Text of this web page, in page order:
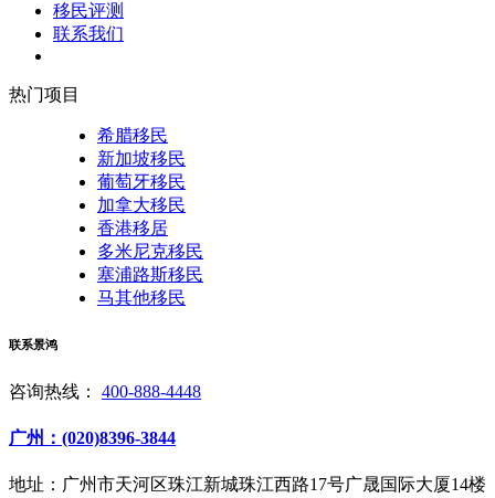
移民评测
联系我们
热门项目
希腊移民
新加坡移民
葡萄牙移民
加拿大移民
香港移居
多米尼克移民
塞浦路斯移民
马其他移民
联系景鸿
咨询热线： 400-888-4448
广州：(020)8396-3844
地址：广州市天河区珠江新城珠江西路17号广晟国际大厦14楼